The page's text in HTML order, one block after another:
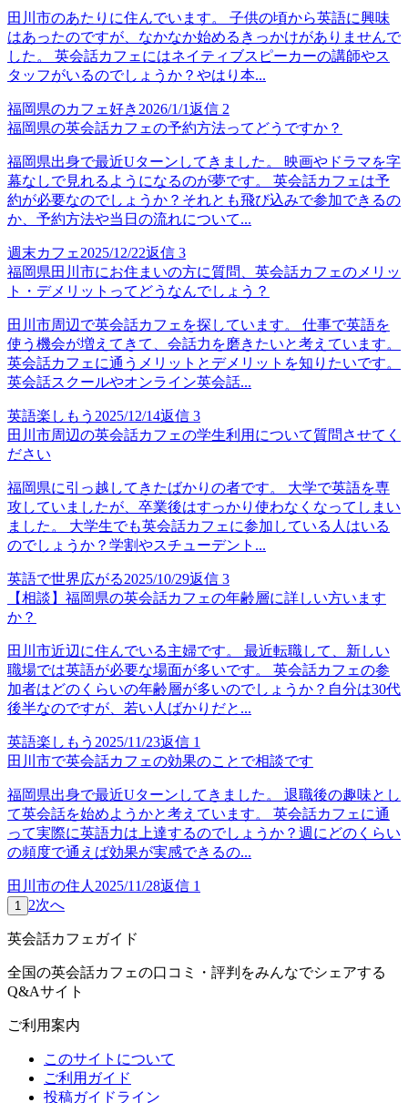
田川市のあたりに住んでいます。 子供の頃から英語に興味
はあったのですが、なかなか始めるきっかけがありませんで
した。 英会話カフェにはネイティブスピーカーの講師やス
タッフがいるのでしょうか？やはり本...
福岡県のカフェ好き 2026/1/1返信 2
福岡県の英会話カフェの予約方法ってどうですか？
福岡県出身で最近Uターンしてきました。 映画やドラマを字
幕なしで見れるようになるのが夢です。 英会話カフェは予
約が必要なのでしょうか？それとも飛び込みで参加できるの
か、予約方法や当日の流れについて...
週末カフェ 2025/12/22返信 3
福岡県田川市にお住まいの方に質問、英会話カフェのメリッ
ト・デメリットってどうなんでしょう？
田川市周辺で英会話カフェを探しています。 仕事で英語を
使う機会が増えてきて、会話力を磨きたいと考えています。
英会話カフェに通うメリットとデメリットを知りたいです。
英会話スクールやオンライン英会話...
英語楽しもう 2025/12/14返信 3
田川市周辺の英会話カフェの学生利用について質問させてく
ださい
福岡県に引っ越してきたばかりの者です。 大学で英語を専
攻していましたが、卒業後はすっかり使わなくなってしまい
ました。 大学生でも英会話カフェに参加している人はいる
のでしょうか？学割やスチューデント...
英語で世界広がる2025/10/29返信 3
【相談】福岡県の英会話カフェの年齢層に詳しい方います
か？
田川市近辺に住んでいる主婦です。 最近転職して、新しい
職場では英語が必要な場面が多いです。 英会話カフェの参
加者はどのくらいの年齢層が多いのでしょうか？自分は30代
後半なのですが、若い人ばかりだと...
英語楽しもう 2025/11/23返信 1
田川市で英会話カフェの効果のことで相談です
福岡県出身で最近Uターンしてきました。 退職後の趣味とし
て英会話を始めようかと考えています。 英会話カフェに通
って実際に英語力は上達するのでしょうか？週にどのくらい
の頻度で通えば効果が実感できるの...
田川市の住人 2025/11/28返信 1
1 2次へ
英会話カフェガイド
全国の英会話カフェの口コミ・評判をみんなでシェアする
Q&Aサイト
ご利用案内
このサイトについて
ご利用ガイド
投稿ガイドライン